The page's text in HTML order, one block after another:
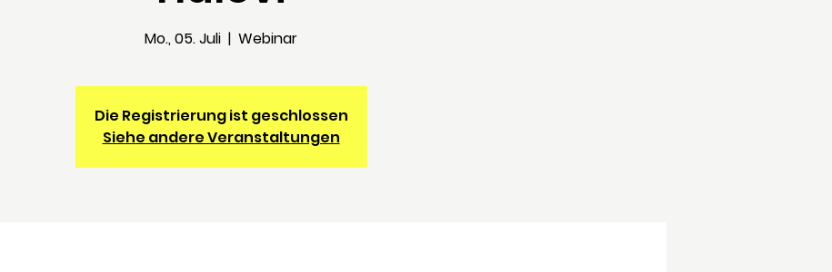
Mo., 05. Juli
  |
Webinar
Die Registrierung ist geschlossen
Siehe andere Veranstaltungen